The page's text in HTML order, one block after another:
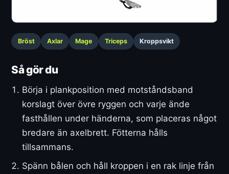
Bröst Axlar Mage Triceps Kroppsvikt
Så gör du
Börja i plankposition med motståndsband
korslagt över övre ryggen och varje ände
fasthållen under händerna, som placeras något
bredare än axelbrett. Fötterna hålls
tillsammans.
Spänn bålen och håll kroppen i en rak linje från